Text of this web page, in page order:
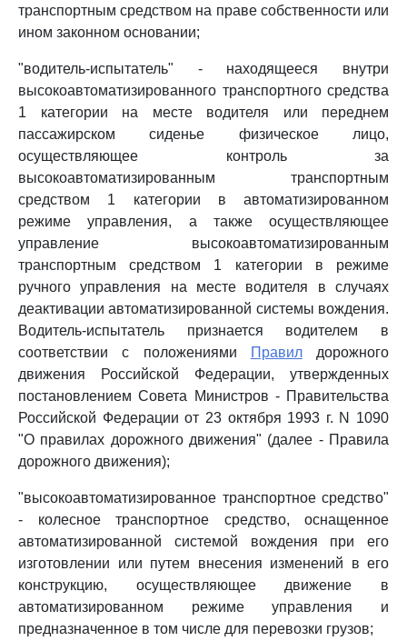
транспортным средством на праве собственности или
ином законном основании;
"водитель-испытатель" - находящееся внутри
высокоавтоматизированного транспортного средства
1 категории на месте водителя или переднем
пассажирском сиденье физическое лицо,
осуществляющее контроль за
высокоавтоматизированным транспортным
средством 1 категории в автоматизированном
режиме управления, а также осуществляющее
управление высокоавтоматизированным
транспортным средством 1 категории в режиме
ручного управления на месте водителя в случаях
деактивации автоматизированной системы вождения.
Водитель-испытатель признается водителем в
соответствии с положениями
Правилдорожного
движения Российской Федерации, утвержденных
постановлением Совета Министров - Правительства
Российской Федерации от 23 октября 1993 г. N 1090
"О правилах дорожного движения" (далее - Правила
дорожного движения);
"высокоавтоматизированное транспортное средство"
- колесное транспортное средство, оснащенное
автоматизированной системой вождения при его
изготовлении или путем внесения изменений в его
конструкцию, осуществляющее движение в
автоматизированном режиме управления и
предназначенное в том числе для перевозки грузов;